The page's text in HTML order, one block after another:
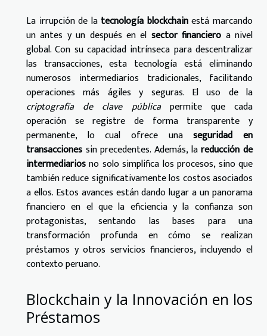
La irrupción de la tecnología blockchainestá marcando
un antes y un después en el sector financiero a nivel
global. Con su capacidad intrínseca para descentralizar
las transacciones, esta tecnología está eliminando
numerosos intermediarios tradicionales, facilitando
operaciones más ágiles y seguras. El uso de la
criptografía de clave públicapermite que cada
operación se registre de forma transparente y
permanente, lo cual ofrece unaseguridad en
transacciones sin precedentes. Además, lareducción de
intermediariosno solo simplifica los procesos, sino que
también reduce significativamente los costos asociados
a ellos. Estos avances están dando lugar a un panorama
financiero en el que la eficiencia y la confianza son
protagonistas, sentando las bases para una
transformación profunda en cómo se realizan
préstamos y otros servicios financieros, incluyendo el
contexto peruano.
Blockchain y la Innovación en los
Préstamos